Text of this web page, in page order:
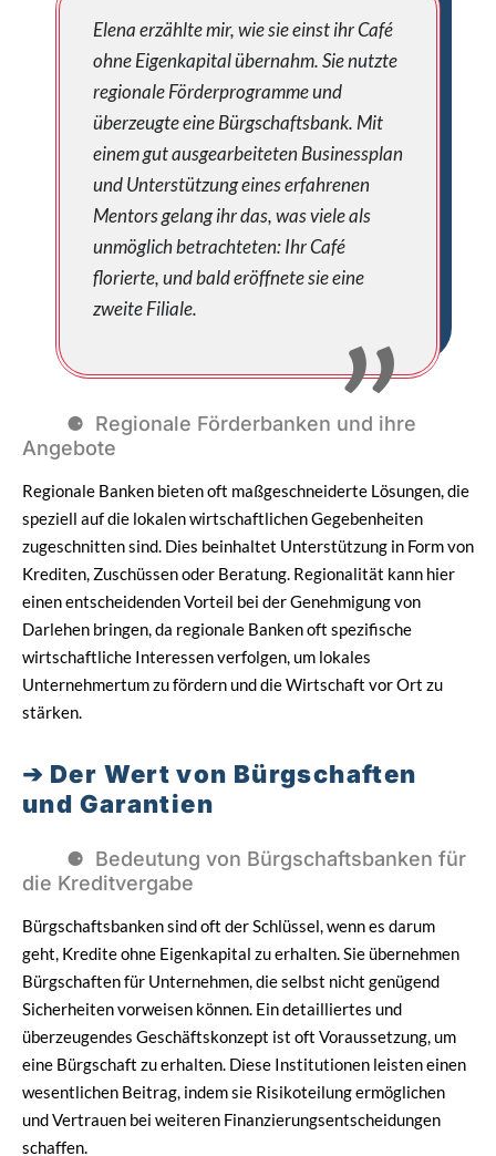
Elena erzählte mir, wie sie einst ihr Café
ohne Eigenkapital übernahm. Sie nutzte
regionale Förderprogramme und
überzeugte eine Bürgschaftsbank. Mit
einem gut ausgearbeiteten Businessplan
und Unterstützung eines erfahrenen
Mentors gelang ihr das, was viele als
unmöglich betrachteten: Ihr Café
florierte, und bald eröffnete sie eine
zweite Filiale.
Regionale Förderbanken und ihre
Angebote
Regionale Banken bieten oft maßgeschneiderte Lösungen, die
speziell auf die lokalen wirtschaftlichen Gegebenheiten
zugeschnitten sind. Dies beinhaltet Unterstützung in Form von
Krediten, Zuschüssen oder Beratung. Regionalität kann hier
einen entscheidenden Vorteil bei der Genehmigung von
Darlehen bringen, da regionale Banken oft spezifische
wirtschaftliche Interessen verfolgen, um lokales
Unternehmertum zu fördern und die Wirtschaft vor Ort zu
stärken.
Der Wert von Bürgschaften
und Garantien
Bedeutung von Bürgschaftsbanken für
die Kreditvergabe
Bürgschaftsbanken sind oft der Schlüssel, wenn es darum
geht, Kredite ohne Eigenkapital zu erhalten. Sie übernehmen
Bürgschaften für Unternehmen, die selbst nicht genügend
Sicherheiten vorweisen können. Ein detailliertes und
überzeugendes Geschäftskonzept ist oft Voraussetzung, um
eine Bürgschaft zu erhalten. Diese Institutionen leisten einen
wesentlichen Beitrag, indem sie Risikoteilung ermöglichen
und Vertrauen bei weiteren Finanzierungsentscheidungen
schaffen.